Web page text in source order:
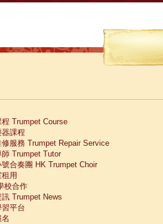
Trumpet Course
課程
修服務 Trumpet Repair Service
師 Trumpet Tutor
合奏團 HK Trumpet Choir
用
校合作
Trumpet News
平台